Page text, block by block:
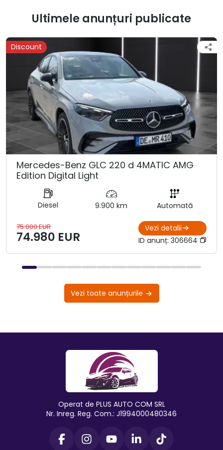
Ultimele anunțuri publicate
Discount
Mercedes-Benz GLC 220 d 4MATIC AMG
Edition Digital Light
Diesel 9.900 km Automată
75.000 EUR
74.980 EUR
Vezi detalii
ID anunț: 306664
Vezi toate anunțurile
Operat de PLUS AUTO COM SRL
Nr. Inreg. Reg. Com.: J1994000480346